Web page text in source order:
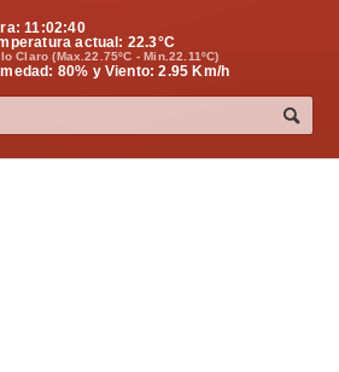
11:02:41
actual: 22.3°C
Claro (Max.22.75ºC - Min.22.11ºC)
80% y Viento: 2.95 Km/h